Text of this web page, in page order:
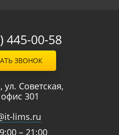
445-00-58
ЗВОНОК
Советская,
301
lims.ru
– 21:00